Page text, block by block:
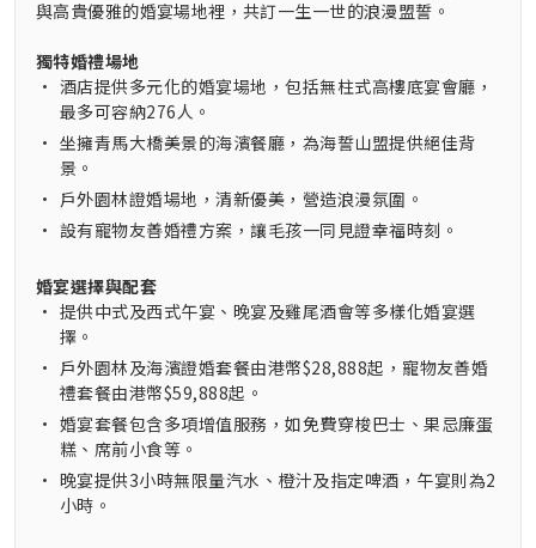
與高貴優雅的婚宴場地裡，共訂一生一世的浪漫盟誓。
獨特婚禮場地
• 酒店提供多元化的婚宴場地，包括無柱式高樓底宴會廳，
最多可容納276人。
• 坐擁青馬大橋美景的海濱餐廳，為海誓山盟提供絕佳背
景。
• 戶外園林證婚場地，清新優美，營造浪漫氛圍。
• 設有寵物友善婚禮方案，讓毛孩一同見證幸福時刻。
婚宴選擇與配套
• 提供中式及西式午宴、晚宴及雞尾酒會等多樣化婚宴選
擇。
• 戶外園林及海濱證婚套餐由港幣$28,888起，寵物友善婚
禮套餐由港幣$59,888起。
• 婚宴套餐包含多項增值服務，如免費穿梭巴士、果忌廉蛋
糕、席前小食等。
• 晚宴提供3小時無限量汽水、橙汁及指定啤酒，午宴則為2
小時。